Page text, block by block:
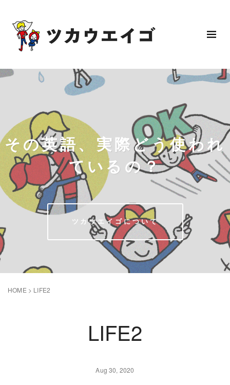
その英語、実際どう使われ
ているの？
ツカウエイゴについて
HOME > LIFE2
LIFE2
Aug 30, 2020